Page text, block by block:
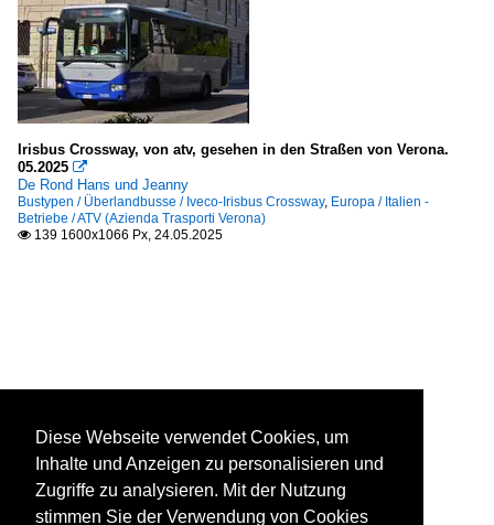
Irisbus Crossway, von atv, gesehen in den Straßen von Verona.
05.2025 
De Rond Hans und Jeanny
Bustypen / Überlandbusse / Iveco-Irisbus Crossway, Europa / Italien -
Betriebe / ATV (Azienda Trasporti Verona)
 139 1600x1066 Px, 24.05.2025
Diese Webseite verwendet Cookies, um
Inhalte und Anzeigen zu personalisieren und
Zugriffe zu analysieren. Mit der Nutzung
stimmen Sie der Verwendung von Cookies